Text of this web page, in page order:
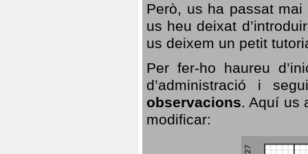
Però, us ha passat
us heu deixat
us deixem un petit
Per fer-ho haureu
d’administració i
observacions. Aquí us
modificar: